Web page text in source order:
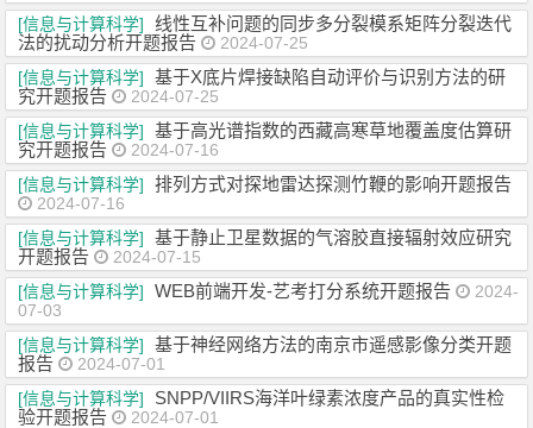
[信息与计算科学]
线性互补问题的同步多分裂模系矩阵分裂迭代
法的扰动分析开题报告
2024-07-25
[信息与计算科学]
基于X底片焊接缺陷自动评价与识别方法的研
究开题报告
2024-07-25
[信息与计算科学]
基于高光谱指数的西藏高寒草地覆盖度估算研
究开题报告
2024-07-16
[信息与计算科学]
排列方式对探地雷达探测竹鞭的影响开题报告
2024-07-16
[信息与计算科学]
基于静止卫星数据的气溶胶直接辐射效应研究
开题报告
2024-07-15
[信息与计算科学]
WEB前端开发-艺考打分系统开题报告
2024-
07-03
[信息与计算科学]
基于神经网络方法的南京市遥感影像分类开题
报告
2024-07-01
[信息与计算科学]
SNPP/VIIRS海洋叶绿素浓度产品的真实性检
验开题报告
2024-07-01